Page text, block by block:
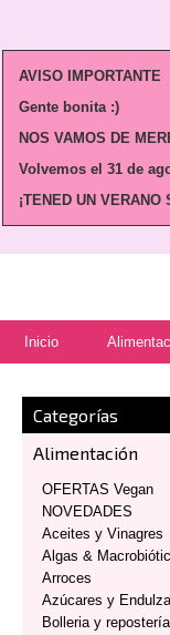
AVISO IMPORTANTE
Gente bonita :)
NOS VAMOS DE
Volvemos el 31 de
¡TENED UN
Inicio
Categorías
Alimentación
OFERTAS Vegan
NOVEDADES
Aceites y Vinagres
Algas &
Arroces
Azúcares y
Bolleria y repostería